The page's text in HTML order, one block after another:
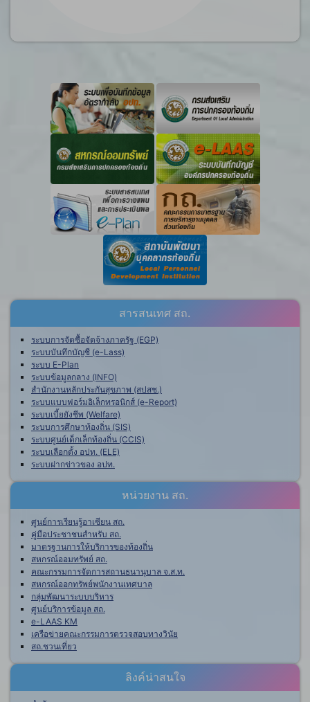
สารสนเทศ สถ.
ระบบการจัดซื้อจัดจ้างภาครัฐ (EGP)
ระบบบันทึกบัญชี (e-Lass)
ระบบ E-Plan
ระบบข้อมูลกลาง (INFO)
สำนักงานหลักประกันสุขภาพ (สปสช.)
ระบบแบบฟอร์มอิเล็กทรอนิกส์ (e-Report)
ระบบเบี้ยยังชีพ (Welfare)
ระบบการศึกษาท้องถิ่น (SIS)
ระบบศูนย์เด็กเล็กท้องถิ่น (CCIS)
ระบบเลือกตั้ง อปท. (ELE)
ระบบฝากข่าวของ อปท.
หน่วยงาน สถ.
ศูนย์การเรียนรู้อาเซียน สถ.
คู่มือประชาชนสำหรับ สถ.
มาตรฐานการให้บริการของท้องถิ่น
สหกรณ์ออมทรัพย์ สถ.
คณะกรรมการจัดการสถานธนานุบาล จ.ส.ท.
สหกรณ์ออกทรัพย์พนักงานเทศบาล
กลุ่มพัฒนาระบบบริหาร
ศูนย์บริการข้อมูล สถ.
e-LAAS KM
เครือข่ายคณะกรรมการตรวจสอบทางวินัย
สถ.ชวนเที่ยว
ลิงค์น่าสนใจ